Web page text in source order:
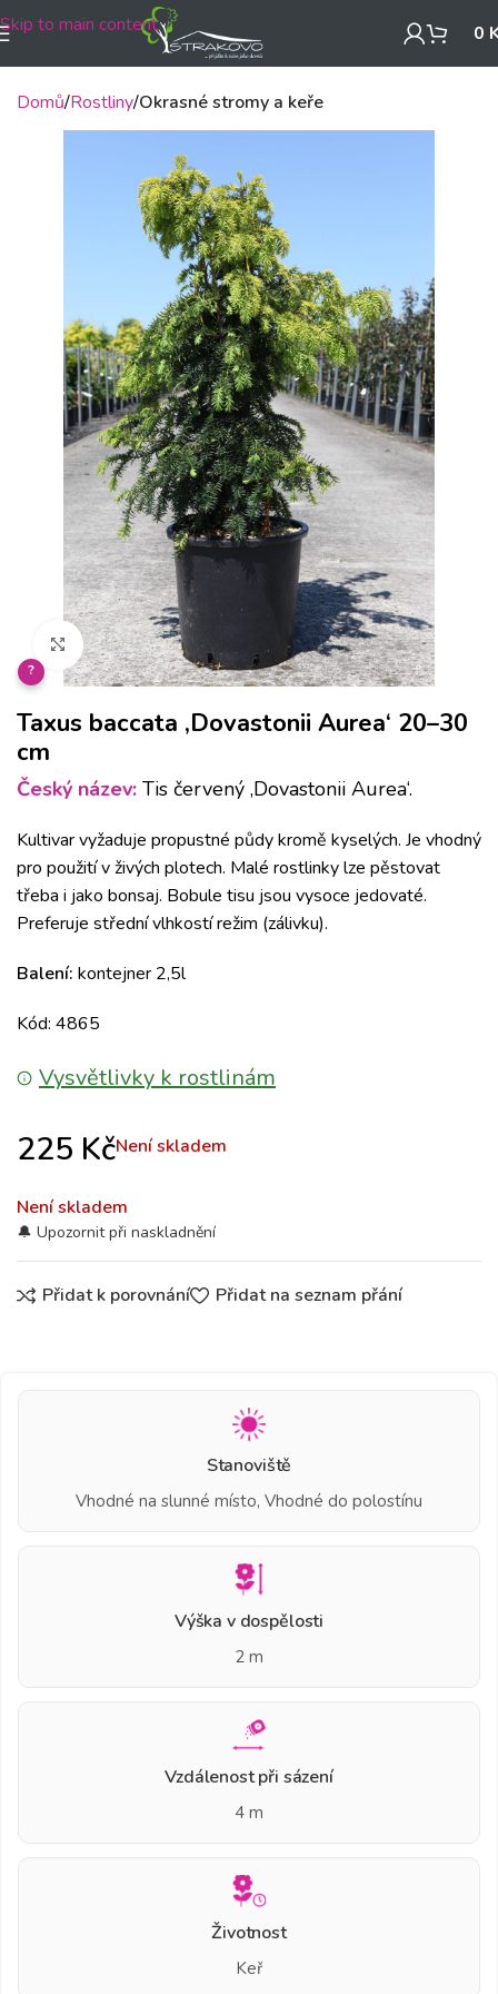
Skip to main content 0
Domů Rostliny Okrasné stromy a keře
Klikněte pro zvětšení
?
Taxus baccata ‚Dovastonii Aurea‘ 20–30
cm
Český název: Tis červený ‚Dovastonii Aurea‘.
Kultivar vyžaduje propustné půdy kromě kyselých. Je vhodný
pro použití v živých plotech. Malé rostlinky lze pěstovat
třeba i jako bonsaj. Bobule tisu jsou vysoce jedovaté.
Preferuje střední vlhkostí režim (zálivku).
Balení: kontejner 2,5l
Kód: 4865
Vysvětlivky k rostlinám
225 KčNení skladem
Není skladem
Přidat k porovnání Přidat na seznam přání
Stanoviště
Vhodné na slunné místo, Vhodné do polostínu
Výška v dospělosti
2 m
Vzdálenost při sázení
4 m
Životnost
Keř